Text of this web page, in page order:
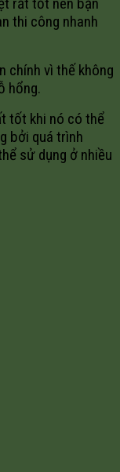
thi công nhanh
chính vì thế không
hổng.
tốt khi nó có thể
bởi quá trình
sử dụng ở nhiều